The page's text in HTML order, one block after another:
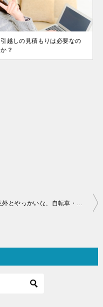
引越しの見積もりは必要なの
か？